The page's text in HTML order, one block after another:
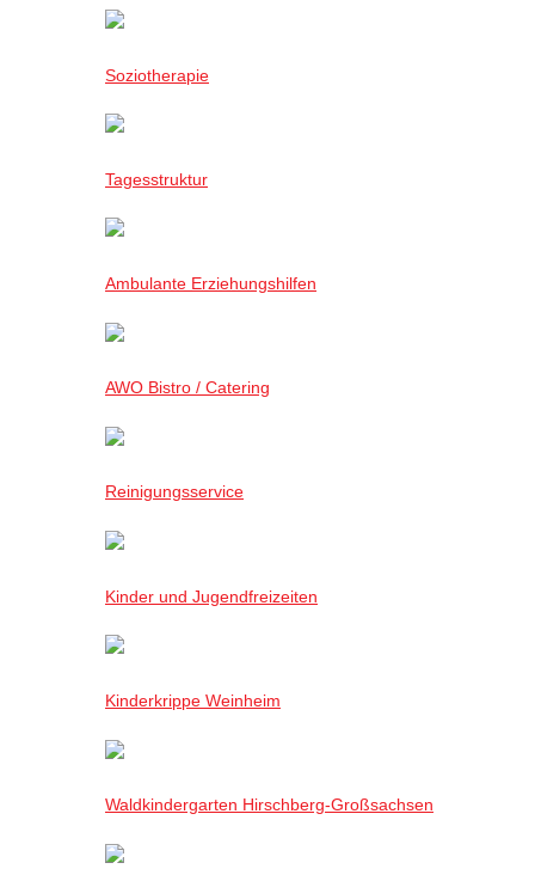
Soziotherapie
Tagesstruktur
Ambulante Erziehungshilfen
AWO Bistro / Catering
Reinigungsservice
Kinder und Jugendfreizeiten
Kinderkrippe Weinheim
Waldkindergarten Hirschberg-Großsachsen